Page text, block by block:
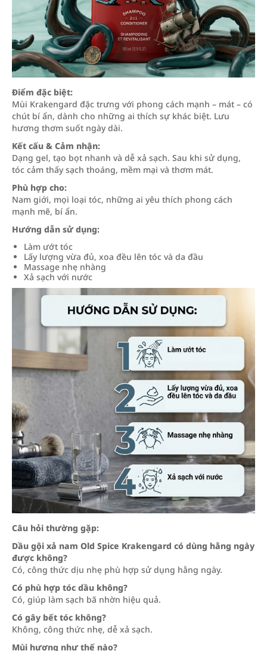
Điểm đặc biệt:
Mùi Krakengard đặc trưng với phong cách mạnh – mát – có
chút bí ẩn, dành cho những ai thích sự khác biệt. Lưu
hương thơm suốt ngày dài.
Kết cấu & Cảm nhận:
Dạng gel, tạo bọt nhanh và dễ xả sạch. Sau khi sử dụng,
tóc cảm thấy sạch thoáng, mềm mại và thơm mát.
Phù hợp cho:
Nam giới, mọi loại tóc, những ai yêu thích phong cách
mạnh mẽ, bí ẩn.
Hướng dẫn sử dụng:
Làm ướt tóc
Lấy lượng vừa đủ, xoa đều lên tóc và da đầu
Massage nhẹ nhàng
Xả sạch với nước
Câu hỏi thường gặp:
Dầu gội xả nam Old Spice Krakengard có dùng hằng ngày
được không?
Có, công thức dịu nhẹ phù hợp sử dụng hằng ngày.
Có phù hợp tóc dầu không?
Có, giúp làm sạch bã nhờn hiệu quả.
Có gây bết tóc không?
Không, công thức nhẹ, dễ xả sạch.
Mùi hương như thế nào?